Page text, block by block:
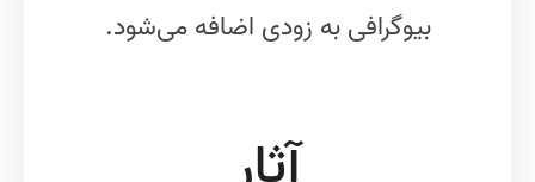
بیوگرافی به زودی اضافه می‌شود.